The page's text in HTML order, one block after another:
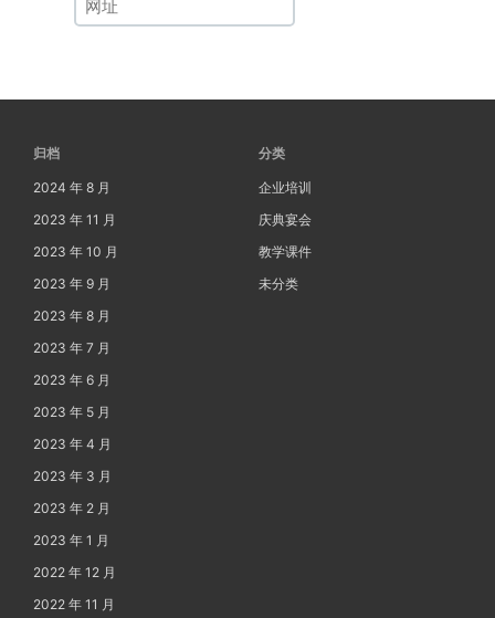
归档
2024 年 8 月
2023 年 11 月
2023 年 10 月
2023 年 9 月
2023 年 8 月
2023 年 7 月
2023 年 6 月
2023 年 5 月
2023 年 4 月
2023 年 3 月
2023 年 2 月
2023 年 1 月
2022 年 12 月
2022 年 11 月
分类
企业培训
庆典宴会
教学课件
未分类